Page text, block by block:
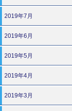
2019年7月
2019年6月
2019年5月
2019年4月
2019年3月